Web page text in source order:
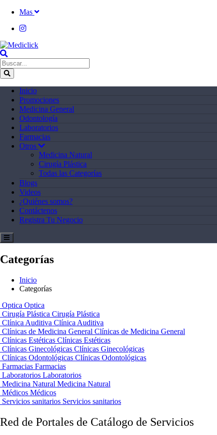
Mas
Inicio
Promociones
Medicina General
Odontología
Laboratorios
Farmacias
Otros
Medicina Natural
Cirugía Plástica
Todas las Categorías
Blogs
Videos
¿Quiénes somos?
Contáctenos
Registra Tu Negocio
Categorías
Inicio
Categorías
Optica Optica
Cirugía Plástica Cirugía Plástica
Clínica Auditiva Clínica Auditiva
Clínicas de Medicina General Clínicas de Medicina General
Clínicas Estéticas Clínicas Estéticas
Clínicas Ginecológicas Clínicas Ginecológicas
Clínicas Odontológicas Clínicas Odontológicas
Farmacias Farmacias
Laboratorios Laboratorios
Medicina Natural Medicina Natural
Médicos Médicos
Servicios sanitarios Servicios sanitarios
Red de Portales de Catálogo de Servicios